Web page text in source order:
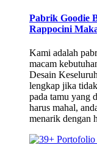
Pabrik Goodie
Rappocini
Kami adalah
macam
Desain
lengkap jika
pada tamu yang
harus mahal,
menarik dengan